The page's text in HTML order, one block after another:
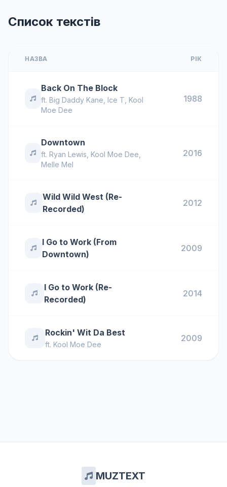
Список текстів
НАЗВА РІК
Back On The Block
ft. Big Daddy Kane Ice T Kool
Moe Dee
1988
Downtown
ft. Ryan Lewis Kool Moe Dee
Melle Mel
2016
Wild Wild West (Re-
Recorded)
2012
I Go to Work (From
Downtown)
2009
I Go to Work (Re-
Recorded)
2014
Rockin' Wit Da Best
ft. Kool Moe Dee
2009
MUZTEXT